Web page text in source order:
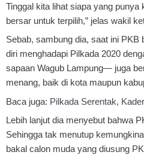
Tinggal kita lihat siapa yang
bersar untuk terpilih,” jelas wakil
Sebab, sambung dia, saat ini
diri menghadapi Pilkada 2020
sapaan Wagub Lampung— juga
menang, baik di kota maupun
Baca juga: Pilkada Serentak,
Lebih lanjut dia menyebut bahwa
Sehingga tak menutup
bakal calon muda yang diusung